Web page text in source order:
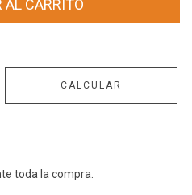
CALCULAR
toda la compra.